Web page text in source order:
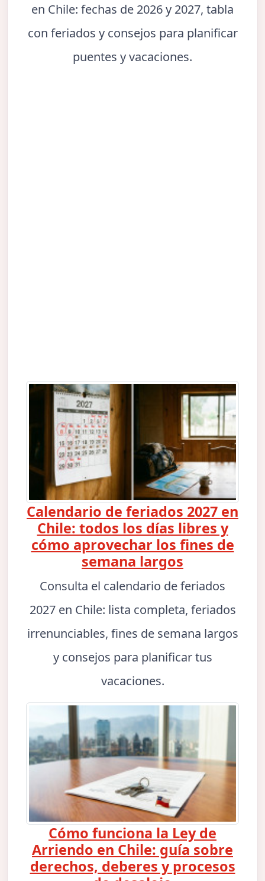
en Chile: fechas de 2026 y 2027, tabla
con feriados y consejos para planificar
puentes y vacaciones.
Calendario de feriados 2027 en
Chile: todos los días libres y
cómo aprovechar los fines de
semana largos
Consulta el calendario de feriados
2027 en Chile: lista completa, feriados
irrenunciables, fines de semana largos
y consejos para planificar tus
vacaciones.
Cómo funciona la Ley de
Arriendo en Chile: guía sobre
derechos, deberes y procesos